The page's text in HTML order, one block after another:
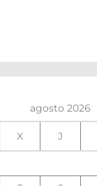
agosto 2026
X J